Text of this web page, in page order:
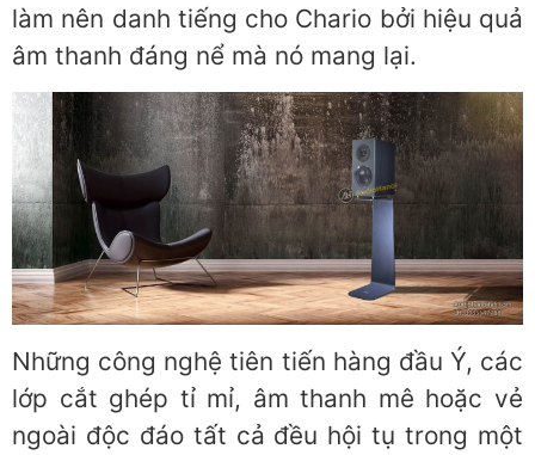
làm nên danh tiếng cho Chario bởi hiệu quả
âm thanh đáng nể mà nó mang lại.
Những công nghệ tiên tiến hàng đầu Ý, các
lớp cắt ghép tỉ mỉ, âm thanh mê hoặc vẻ
ngoài độc đáo tất cả đều hội tụ trong một